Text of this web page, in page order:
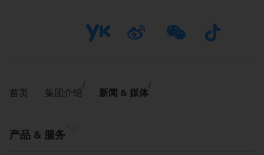
首页 集团介绍 新闻 & 媒体
产品 & 服务